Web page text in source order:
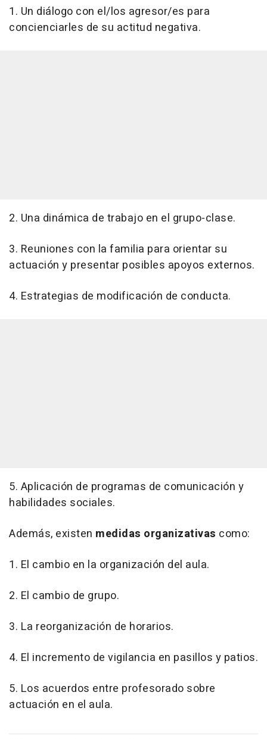
1. Un diálogo con el/los agresor/es para
concienciarles de su actitud negativa.
2. Una dinámica de trabajo en el grupo-clase.
3. Reuniones con la familia para orientar su
actuación y presentar posibles apoyos externos.
4. Estrategias de modificación de conducta.
5. Aplicación de programas de comunicación y
habilidades sociales.
Además, existen medidas organizativas como:
1. El cambio en la organización del aula.
2. El cambio de grupo.
3. La reorganización de horarios.
4. El incremento de vigilancia en pasillos y patios.
5. Los acuerdos entre profesorado sobre
actuación en el aula.